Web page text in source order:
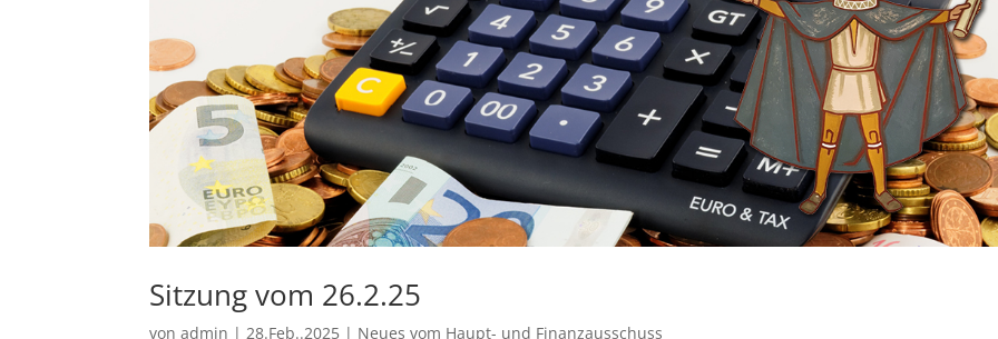
Sitzung vom 26.2.25
vonadmin | 28.Feb..2025 | Neues vom Haupt- und Finanzausschuss